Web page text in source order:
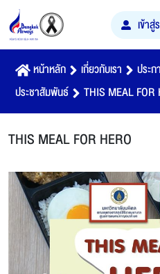
เข้าสู่
หน้าหลัก เกี่ยวกับเรา ประ
ประชาสัมพันธ์
THIS MEAL FOR
THIS MEAL FOR HERO